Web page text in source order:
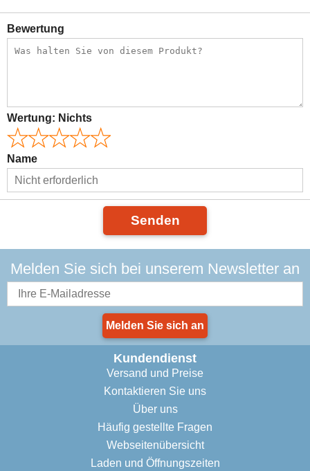
Bewertung
Wertung: Nichts
Name
Senden
Melden Sie sich bei unserem Newsletter an
Melden Sie sich an
Kundendienst
Versand und Preise
Kontaktieren Sie uns
Über uns
Häufig gestellte Fragen
Webseitenübersicht
Laden und Öffnungszeiten